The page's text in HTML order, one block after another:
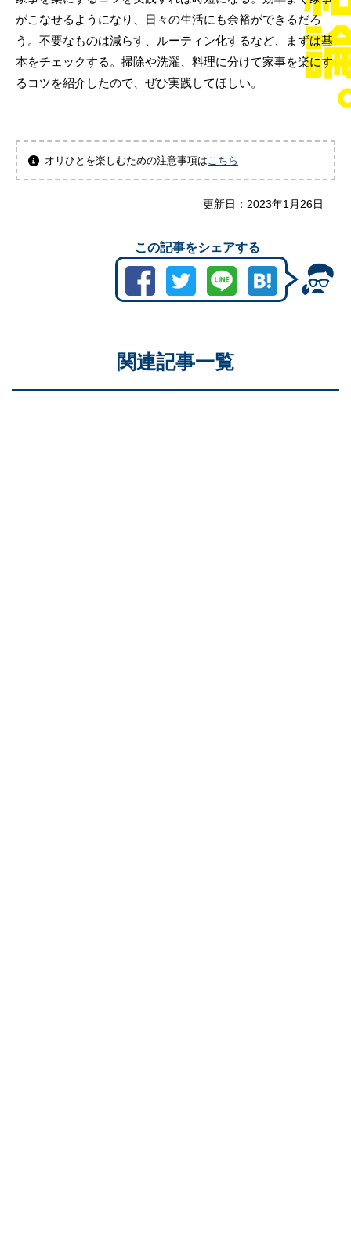
がこなせるようになり、日々の生活にも余裕ができるだろ
う。不要なものは減らす、ルーティン化するなど、まずは基
本をチェックする。掃除や洗濯、料理に分けて家事を楽にす
るコツを紹介したので、ぜひ実践してほしい。
オリひとを楽しむための注意事項は こちら
更新日： 2023年1月26日
この記事をシェアする
関連記事一覧